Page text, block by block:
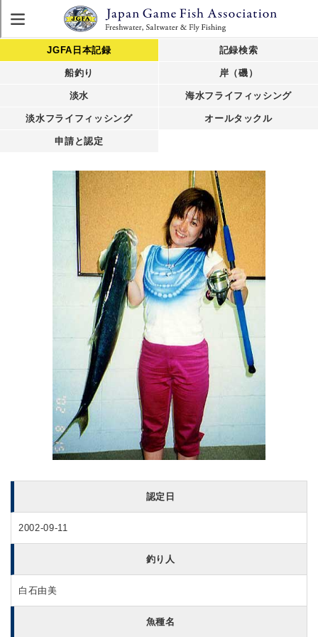
JGFA日本記録 記録検索
船釣り 岸（磯）
淡水 海水フライフィッシング
淡水フライフィッシング オールタックル
申請と認定
認定日
2002-09-11
釣り人
白石由美
魚種名